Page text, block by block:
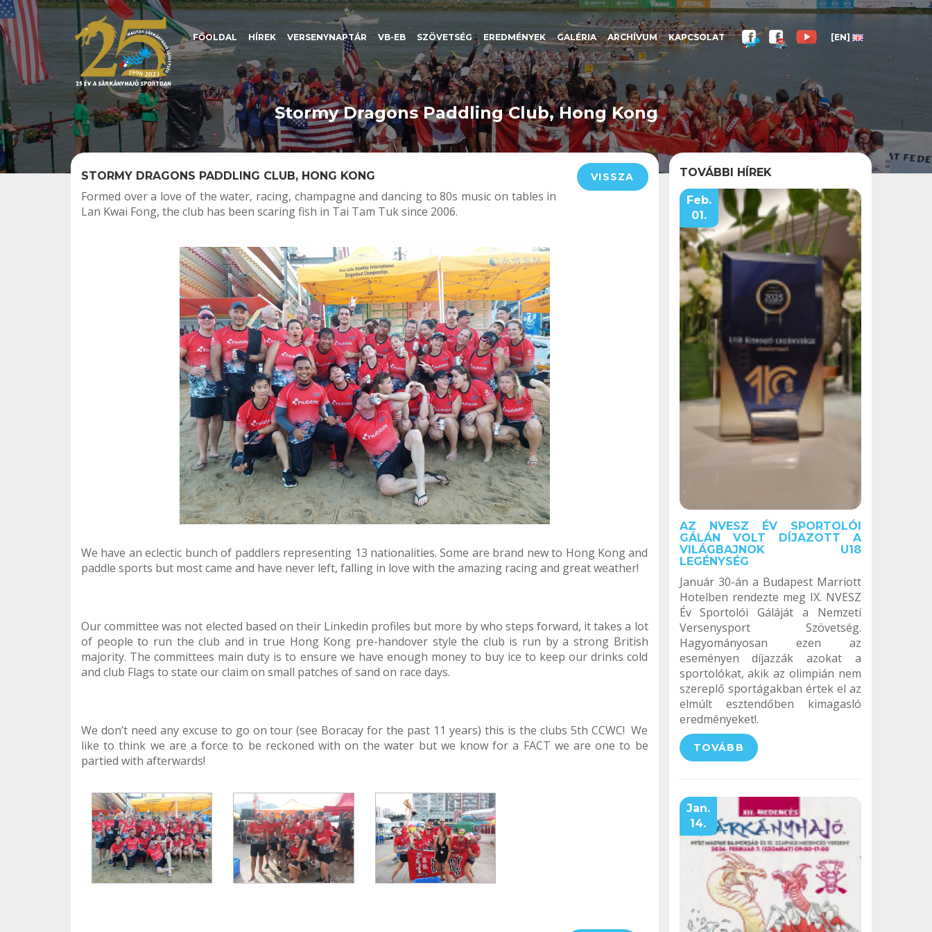
FŐOLDAL HÍREK VERSENYNAPTÁR VB-EB SZÖVETSÉG EREDMÉNYEK GALÉRIA ARCHÍVUM KAPCSOLAT [EN]
Stormy Dragons Paddling Club, Hong Kong
VISSZA
STORMY DRAGONS PADDLING CLUB, HONG KONG
Formed over a love of the water, racing, champagne and dancing to 80s music on tables in
Lan Kwai Fong, the club has been scaring fish in Tai Tam Tuk since 2006.
We have an eclectic bunch of paddlers representing 13 nationalities. Some are brand new to Hong Kong and
paddle sports but most came and have never left, falling in love with the amazing racing and great weather!
Our committee was not elected based on their Linkedin profiles but more by who steps forward, it takes a lot
of people to run the club and in true Hong Kong pre-handover style the club is run by a strong British
majority. The committees main duty is to ensure we have enough money to buy ice to keep our drinks cold
and club Flags to state our claim on small patches of sand on race days.
We don’t need any excuse to go on tour (see Boracay for the past 11 years) this is the clubs 5th CCWC! We
like to think we are a force to be reckoned with on the water but we know for a FACT we are one to be
partied with afterwards!
TOVÁBBI HÍREK
Feb.
01.
AZ NVESZ ÉV SPORTOLÓI
GÁLÁN VOLT DÍJAZOTT A
VILÁGBAJNOK U18
LEGÉNYSÉG
Január 30-án a Budapest Marriott
Hotelben rendezte meg IX. NVESZ
Év Sportolói Gáláját a Nemzeti
Versenysport Szövetség.
Hagyományosan ezen az
eseményen díjazzák azokat a
sportolókat, akik az olimpián nem
szereplő sportágakban értek el az
elmúlt esztendőben kimagasló
eredményeket!.
TOVÁBB
Jan.
14.